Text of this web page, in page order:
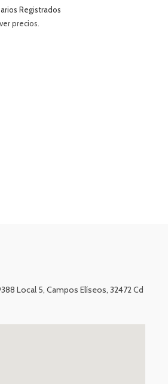
Registrados
precios.
Local 5, Campos Elíseos, 32472 Cd